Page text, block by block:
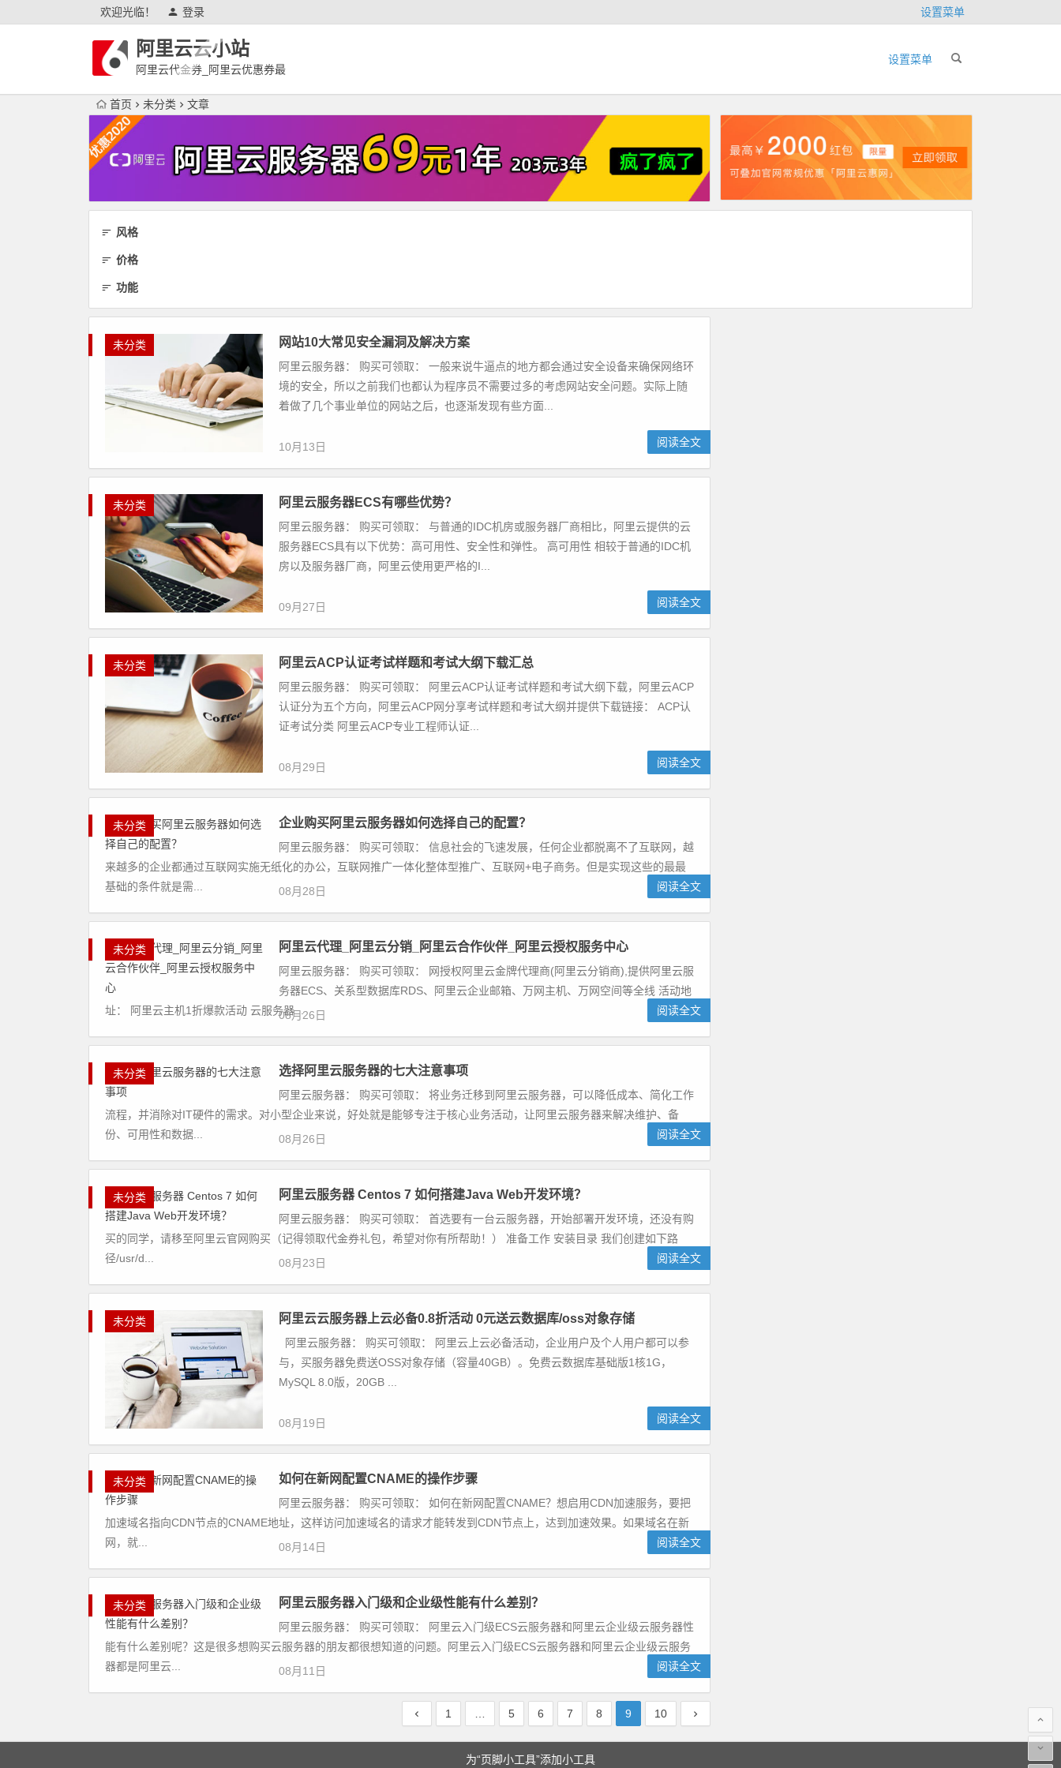
欢迎光临！ 登录 设置菜单
阿里云云小站
阿里云代金券_阿里云优惠券最
设置菜单
首页 未分类 文章
风格
价格
功能
未分类 网站10大常见安全漏洞及解决方案
阿里云服务器： 购买可领取： 一般来说牛逼点的地方都会通过安全设备来确保网络环
境的安全，所以之前我们也都认为程序员不需要过多的考虑网站安全问题。实际上随
着做了几个事业单位的网站之后，也逐渐发现有些方面...
10月13日 阅读全文
未分类 阿里云服务器ECS有哪些优势？
阿里云服务器： 购买可领取： 与普通的IDC机房或服务器厂商相比，阿里云提供的云
服务器ECS具有以下优势：高可用性、安全性和弹性。 高可用性 相较于普通的IDC机
房以及服务器厂商，阿里云使用更严格的I...
09月27日 阅读全文
未分类 阿里云ACP认证考试样题和考试大纲下载汇总
阿里云服务器： 购买可领取： 阿里云ACP认证考试样题和考试大纲下载，阿里云ACP
认证分为五个方向，阿里云ACP网分享考试样题和考试大纲并提供下载链接： ACP认
证考试分类 阿里云ACP专业工程师认证...
08月29日 阅读全文
未分类 企业购买阿里云服务器如何选择自己的配置？
阿里云服务器： 购买可领取： 信息社会的飞速发展，任何企业都脱离不了互联网，越
来越多的企业都通过互联网实施无纸化的办公，互联网推广一体化整体型推广、互联网+电子商务。但是实现这些的最最
基础的条件就是需...
08月28日 阅读全文
未分类 阿里云代理_阿里云分销_阿里云合作伙伴_阿里云授权服务中心
阿里云服务器： 购买可领取： 网授权阿里云金牌代理商(阿里云分销商),提供阿里云服
务器ECS、关系型数据库RDS、阿里云企业邮箱、万网主机、万网空间等全线 活动地
址： 阿里云主机1折爆款活动 云服务器...
08月26日 阅读全文
未分类 选择阿里云服务器的七大注意事项
阿里云服务器： 购买可领取： 将业务迁移到阿里云服务器，可以降低成本、简化工作
流程，并消除对IT硬件的需求。对小型企业来说，好处就是能够专注于核心业务活动，让阿里云服务器来解决维护、备
份、可用性和数据...
08月26日 阅读全文
未分类 阿里云服务器 Centos 7 如何搭建Java Web开发环境？
阿里云服务器： 购买可领取： 首选要有一台云服务器，开始部署开发环境，还没有购
买的同学，请移至阿里云官网购买（记得领取代金券礼包，希望对你有所帮助！） 准备工作 安装目录 我们创建如下路
径/usr/d...
08月23日 阅读全文
未分类 阿里云云服务器上云必备0.8折活动 0元送云数据库/oss对象存储
阿里云服务器： 购买可领取： 阿里云上云必备活动，企业用户及个人用户都可以参
与，买服务器免费送OSS对象存储（容量40GB）。免费云数据库基础版1核1G，
MySQL 8.0版，20GB ...
08月19日 阅读全文
未分类 如何在新网配置CNAME的操作步骤
阿里云服务器： 购买可领取： 如何在新网配置CNAME？想启用CDN加速服务，要把
加速域名指向CDN节点的CNAME地址，这样访问加速域名的请求才能转发到CDN节点上，达到加速效果。如果域名在新
网，就...
08月14日 阅读全文
未分类 阿里云服务器入门级和企业级性能有什么差别？
阿里云服务器： 购买可领取： 阿里云入门级ECS云服务器和阿里云企业级云服务器性
能有什么差别呢？这是很多想购买云服务器的朋友都很想知道的问题。阿里云入门级ECS云服务器和阿里云企业级云服务
器都是阿里云...
08月11日 阅读全文
1 … 5 6 7 8 9 10
为“页脚小工具”添加小工具